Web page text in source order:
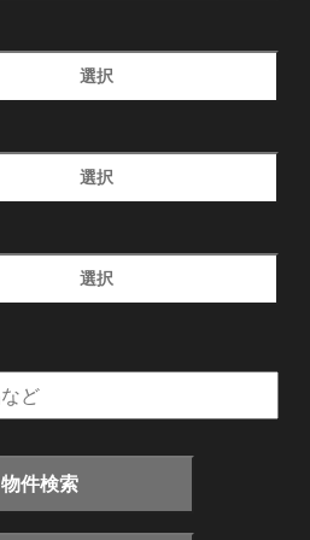
選択
選択
選択
物件検索